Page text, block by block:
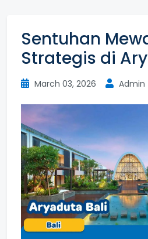
Sentuhan
Strategis di
March 03, 2026 Admin